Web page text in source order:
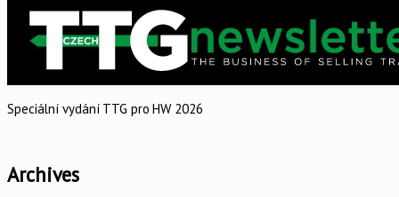
Speciální vydání TTG pro HW 2026
Archives